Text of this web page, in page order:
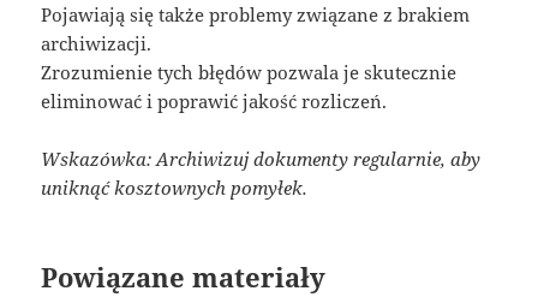
Pojawiają się także problemy związane z brakiem
archiwizacji.
Zrozumienie tych błędów pozwala je skutecznie
eliminować i poprawić jakość rozliczeń.
Wskazówka: Archiwizuj dokumenty regularnie, aby
uniknąć kosztownych pomyłek.
Powiązane materiały